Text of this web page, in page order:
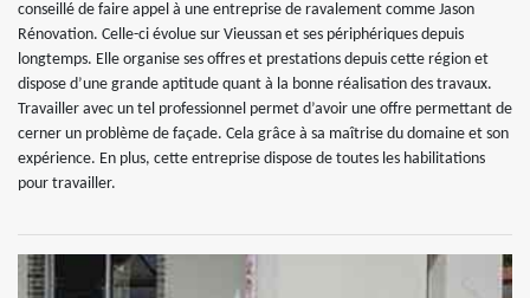
conseillé de faire appel à une entreprise de ravalement comme Jason
Rénovation. Celle-ci évolue sur Vieussan et ses périphériques depuis
longtemps. Elle organise ses offres et prestations depuis cette région et
dispose d’une grande aptitude quant à la bonne réalisation des travaux.
Travailler avec un tel professionnel permet d’avoir une offre permettant de
cerner un problème de façade. Cela grâce à sa maîtrise du domaine et son
expérience. En plus, cette entreprise dispose de toutes les habilitations
pour travailler.